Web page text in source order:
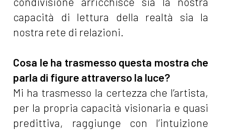
capacità di lettura della realtà sia la
nostra rete di relazioni.
Cosa le ha trasmesso questa mostra che
parla di figure attraverso la luce?
Mi ha trasmesso la certezza che l’artista,
per la propria capacità visionaria e quasi
predittiva, raggiunge con l’intuizione